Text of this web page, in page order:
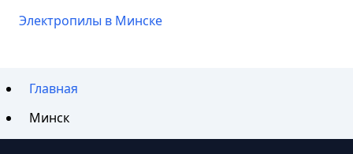
Электропилы в Минске
Главная
Минск